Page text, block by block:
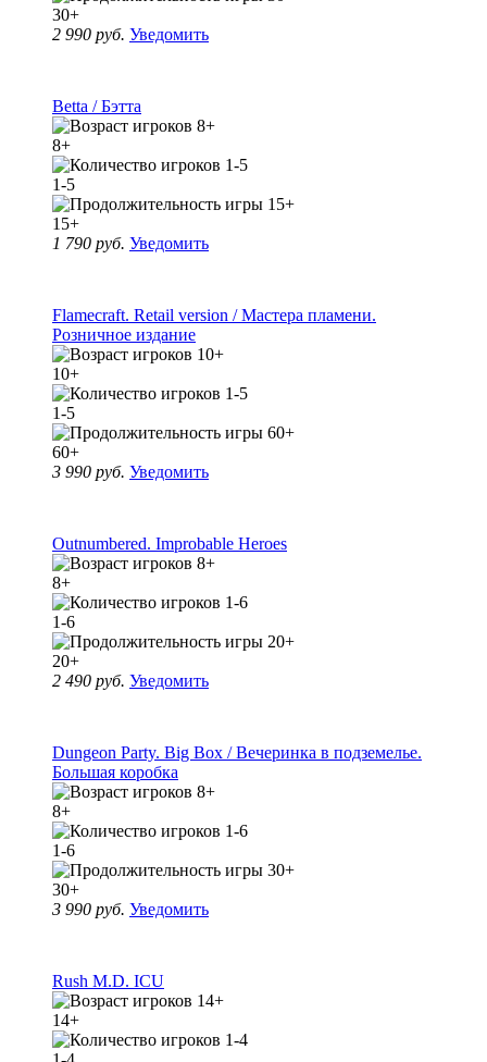
30+
2 990 руб. Уведомить
Betta / Бэтта
8+
1-5
15+
1 790 руб. Уведомить
Flamecraft. Retail version / Мастера пламени.
Розничное издание
10+
1-5
60+
3 990 руб. Уведомить
Outnumbered. Improbable Heroes
8+
1-6
20+
2 490 руб. Уведомить
Dungeon Party. Big Box / Вечеринка в подземелье.
Большая коробка
8+
1-6
30+
3 990 руб. Уведомить
Rush M.D. ICU
14+